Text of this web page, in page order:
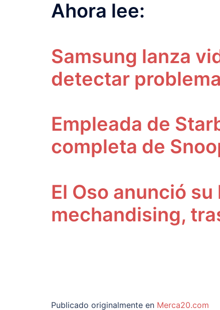
Ahora lee:
Samsung lanza
detectar
Empleada de
completa de
El Oso anunció
mechandising,
Publicado originalmente en Merca20.com